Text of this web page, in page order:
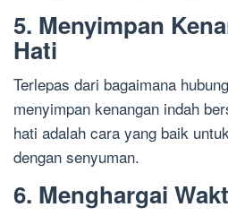
5. Menyimpan
Hati
Terlepas dari bagaimana
menyimpan kenangan indah
hati adalah cara yang baik
dengan senyuman.
6. Menghargai